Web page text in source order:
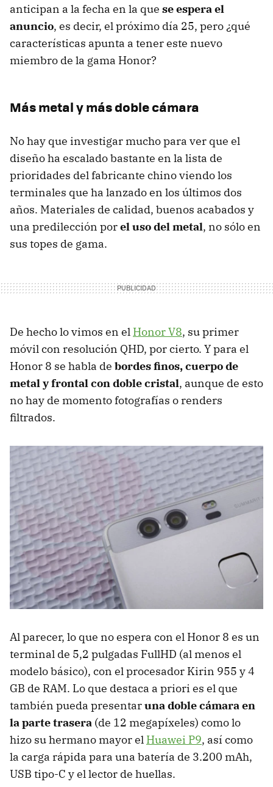
anticipan a la fecha en la que se espera el
anuncio, es decir, el próximo día 25, pero ¿qué
características apunta a tener este nuevo
miembro de la gama Honor?
Más metal y más doble cámara
No hay que investigar mucho para ver que el
diseño ha escalado bastante en la lista de
prioridades del fabricante chino viendo los
terminales que ha lanzado en los últimos dos
años. Materiales de calidad, buenos acabados y
una predilección porel uso del metal, no sólo en
sus topes de gama.
De hecho lo vimos en el Honor V8, su primer
móvil con resolución QHD, por cierto. Y para el
Honor 8 se habla de bordes finos, cuerpo de
metal y frontal con doble cristal, aunque de esto
no hay de momento fotografías o renders
filtrados.
Al parecer, lo que no espera con el Honor 8 es un
terminal de 5,2 pulgadas FullHD (al menos el
modelo básico), con el procesador Kirin 955 y 4
GB de RAM. Lo que destaca a priori es el que
también pueda presentaruna doble cámara en
la parte trasera (de 12 megapíxeles) como lo
hizo su hermano mayor el Huawei P9, así como
la carga rápida para una batería de 3.200 mAh,
USB tipo-C y el lector de huellas.